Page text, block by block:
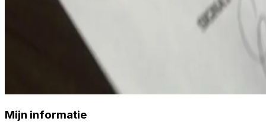
Mijn informatie